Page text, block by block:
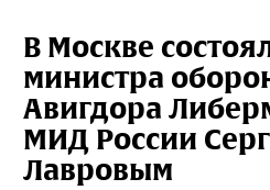
В Москве
министра
Авигдора
МИД России
Лавровым